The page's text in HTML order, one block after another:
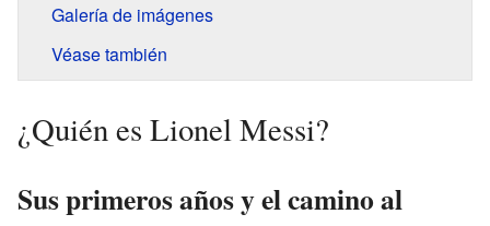
Galería de imágenes
Véase también
¿Quién es Lionel Messi?
Sus primeros años y el camino al